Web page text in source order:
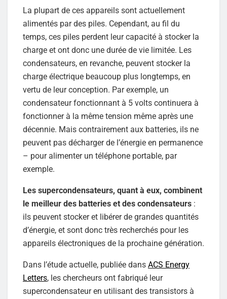
La plupart de ces appareils sont actuellement
alimentés par des piles. Cependant, au fil du
temps, ces piles perdent leur capacité à stocker la
charge et ont donc une durée de vie limitée. Les
condensateurs, en revanche, peuvent stocker la
charge électrique beaucoup plus longtemps, en
vertu de leur conception. Par exemple, un
condensateur fonctionnant à 5 volts continuera à
fonctionner à la même tension même après une
décennie. Mais contrairement aux batteries, ils ne
peuvent pas décharger de l’énergie en permanence
– pour alimenter un téléphone portable, par
exemple.
Les supercondensateurs, quant à eux, combinent
le meilleur des batteries et des condensateurs :
ils peuvent stocker et libérer de grandes quantités
d’énergie, et sont donc très recherchés pour les
appareils électroniques de la prochaine génération.
Dans l’étude actuelle, publiée dans ACS Energy
Letters, les chercheurs ont fabriqué leur
supercondensateur en utilisant des transistors à